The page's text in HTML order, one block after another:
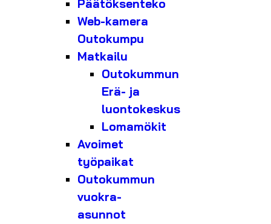
Päätöksenteko
Web-kamera
Outokumpu
Matkailu
Outokummun
Erä- ja
luontokeskus
Lomamökit
Avoimet
työpaikat
Outokummun
vuokra-
asunnot